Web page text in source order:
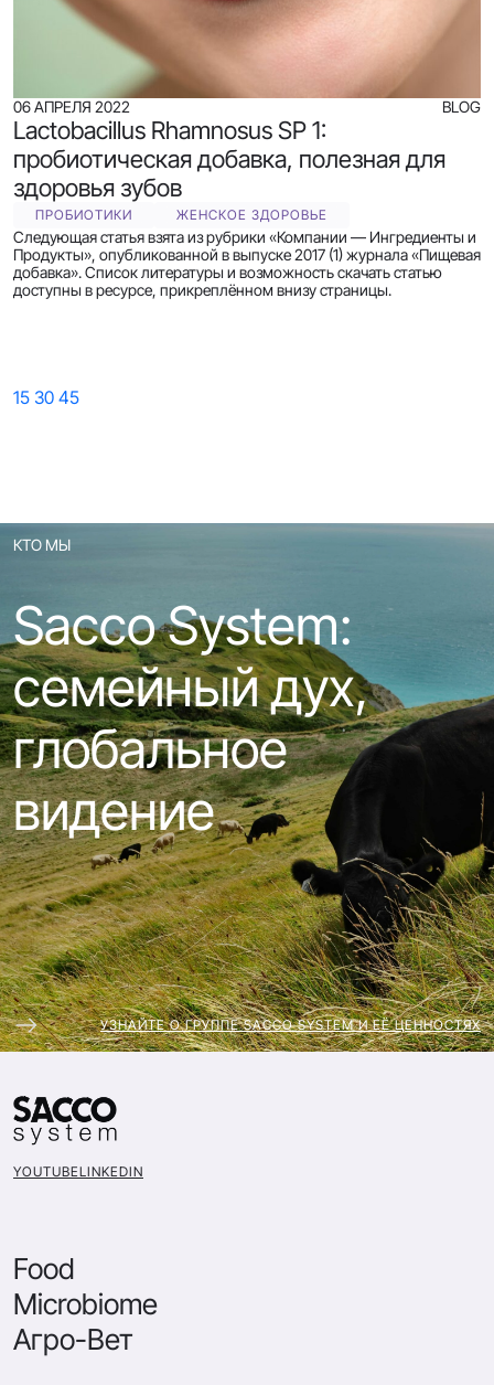
06 АПРЕЛЯ 2022 BLOG
Lactobacillus Rhamnosus SP 1:
пробиотическая добавка, полезная для
здоровья зубов
ПРОБИОТИКИ ЖЕНСКОЕ ЗДОРОВЬЕ
Следующая статья взята из рубрики «Компании — Ингредиенты и
Продукты», опубликованной в выпуске 2017 (1) журнала «Пищевая
добавка». Список литературы и возможность скачать статью
доступны в ресурсе, прикреплённом внизу страницы.
15 30 45
КТО МЫ
Sacco System:
семейный дух,
глобальное
видение
УЗНАЙТЕ О ГРУППЕ SACCO SYSTEM И ЕЁ ЦЕННОСТЯХ
YOUTUBELINKEDIN
Food
Microbiome
Агро-Вет